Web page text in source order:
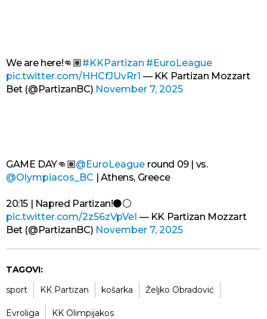
We are here!👊🏽#KKPartizan #EuroLeague
pic.twitter.com/HHCfJUvRr1 — KK Partizan Mozzart
Bet (@PartizanBC) November 7, 2025
GAME DAY👊🏽@EuroLeague round 09 | vs.
@Olympiacos_BC | Athens, Greece
20:15 | Napred Partizan!⚫️⚪️
pic.twitter.com/2z56zVpVeI — KK Partizan Mozzart
Bet (@PartizanBC) November 7, 2025
TAGOVI:
sport
KK Partizan košarka Željko Obradović
Evroliga KK Olimpijakos